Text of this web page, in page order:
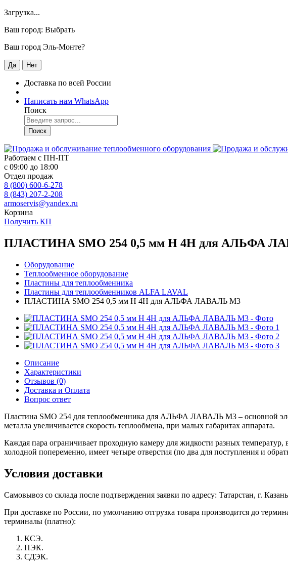
Загрузка...
Ваш город: Выбрать
Ваш город Эль-Монте?
Да Нет
Доставка по всей России
Написать нам WhatsApp
Поиск
Поиск
Работаем с ПН-ПТ
с 09:00 до 18:00
Отдел продаж
8 (800) 600-6-278
8 (843) 207-2-208
armoservis@yandex.ru
Корзина
Получить КП
ПЛАСТИНА SMO 254 0,5 мм H 4H для АЛЬФА
Оборудование
Теплообменное оборудование
Пластины для теплообменника
Пластины для теплообменников ALFA LAVAL
ПЛАСТИНА SMO 254 0,5 мм H 4H для АЛЬФА ЛАВАЛЬ M3
Описание
Характеристики
Отзывов (0)
Доставка и Оплата
Вопрос ответ
Пластина SMO 254 для теплообменника для АЛЬФА ЛАВАЛЬ M3 – основной
металла увеличивается скорость теплообмена, при малых габаритах аппарата.
Каждая пара ограничивает проходную камеру для жидкости разных
холодной попеременно, имеет четыре отверстия (по два для поступления и
Условия доставки
Самовывоз со склада после подтверждения заявки по адресу: Татарстан, г.
При доставке по России, по умолчанию отгрузка товара производится до
терминалы (платно):
КСЭ.
ПЭК.
СДЭК.